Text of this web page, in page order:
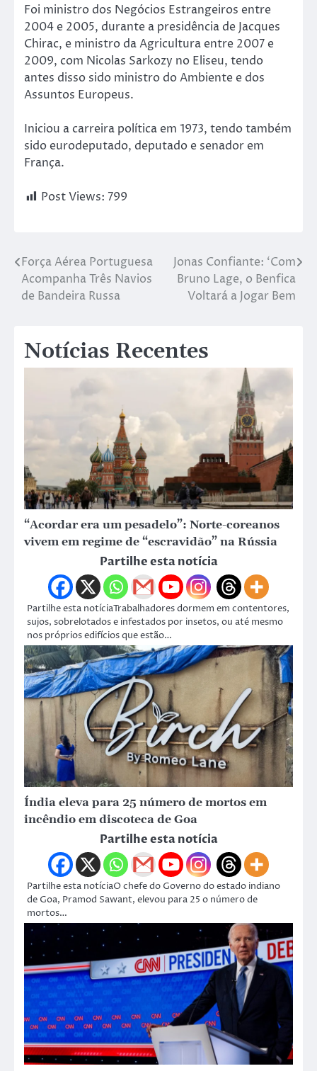
Foi ministro dos Negócios Estrangeiros entre
2004 e 2005, durante a presidência de Jacques
Chirac, e ministro da Agricultura entre 2007 e
2009, com Nicolas Sarkozy no Eliseu, tendo
antes disso sido ministro do Ambiente e dos
Assuntos Europeus.
Iniciou a carreira política em 1973, tendo também
sido eurodeputado, deputado e senador em
França.
Post Views: 799
Força Aérea Portuguesa
Acompanha Três Navios
de Bandeira Russa
Jonas Confiante: ‘Com
Bruno Lage, o Benfica
Voltará a Jogar Bem
Notícias Recentes
“Acordar era um pesadelo”: Norte-coreanos
vivem em regime de “escravidão” na Rússia
Partilhe esta notícia
Partilhe esta notíciaTrabalhadores dormem em contentores,
sujos, sobrelotados e infestados por insetos, ou até mesmo
nos próprios edifícios que estão…
Índia eleva para 25 número de mortos em
incêndio em discoteca de Goa
Partilhe esta notícia
Partilhe esta notíciaO chefe do Governo do estado indiano
de Goa, Pramod Sawant, elevou para 25 o número de
mortos…